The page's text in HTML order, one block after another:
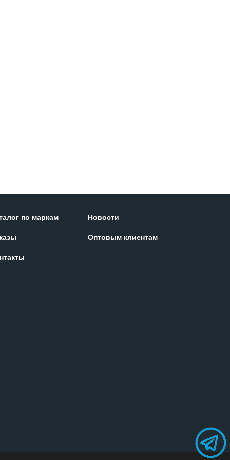
по маркам
Новости
Оптовым клиентам